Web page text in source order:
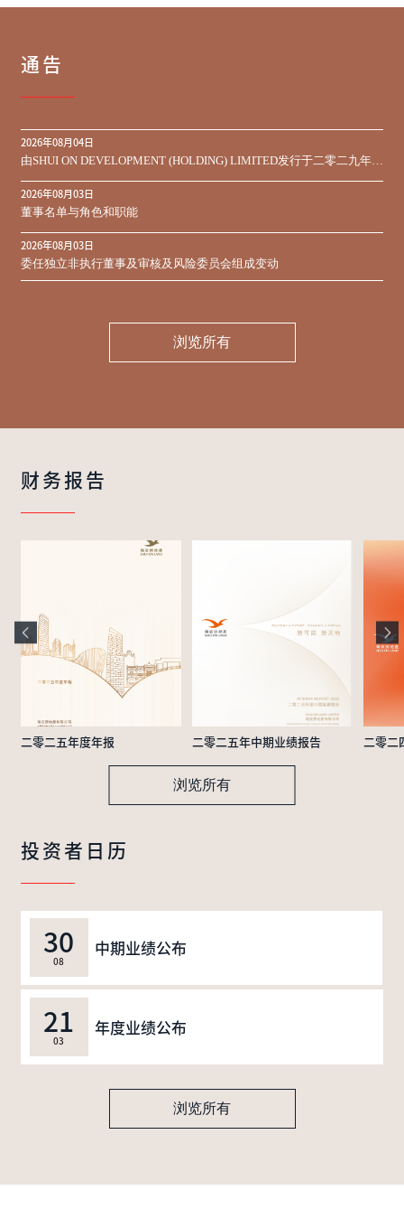
通告
2026年08月04日
由SHUI ON DEVELOPMENT (HOLDING) LIMITED发行于二零二九年到
期之450,000,000美元9.75%优先票据之同意征求于届满期限前收到的
同意结果
2026年08月03日
董事名单与角色和职能
2026年08月03日
委任独立非执行董事及审核及风险委员会组成变动
浏览所有
财务报告
二零二五年度年报 二零二五年中期业绩报告 二零二
浏览所有
投资者日历
30
08
中期业绩公布
21
03
年度业绩公布
浏览所有